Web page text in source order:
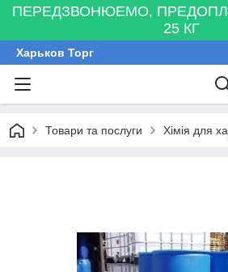
ПЕРЕДЗВОНЮЕМО,
25 КГ
Харьков Торг
Товари та послуги Хімія для